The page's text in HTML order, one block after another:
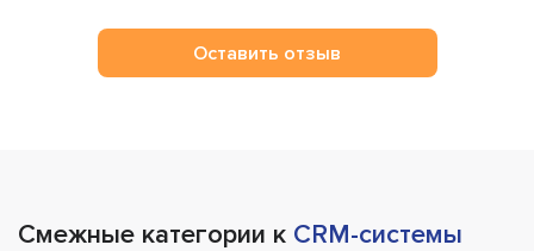
Оставить отзыв
Смежные категории к CRM-системы